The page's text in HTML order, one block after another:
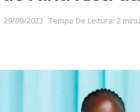
29/09/2023 Tempo De Leitura: 2